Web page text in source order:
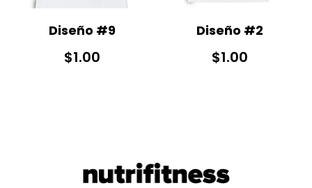
Diseño #9
$1.00
Diseño #2
$1.00